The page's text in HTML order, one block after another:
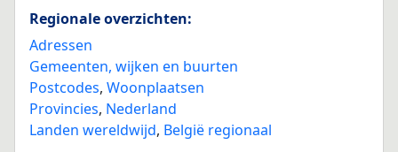
Regionale overzichten:
Adressen
Gemeenten, wijken en buurten
Postcodes, Woonplaatsen
Provincies, Nederland
Landen wereldwijd, België regionaal